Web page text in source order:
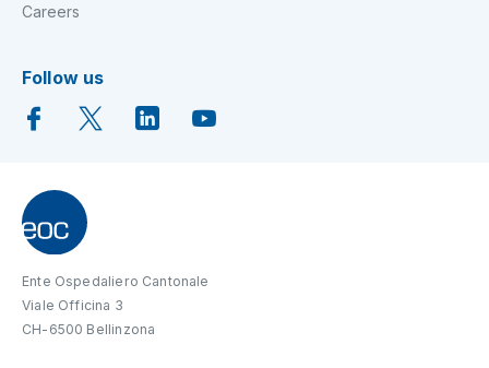
Careers
Follow us
Ente Ospedaliero Cantonale
Viale Officina 3
CH-6500 Bellinzona